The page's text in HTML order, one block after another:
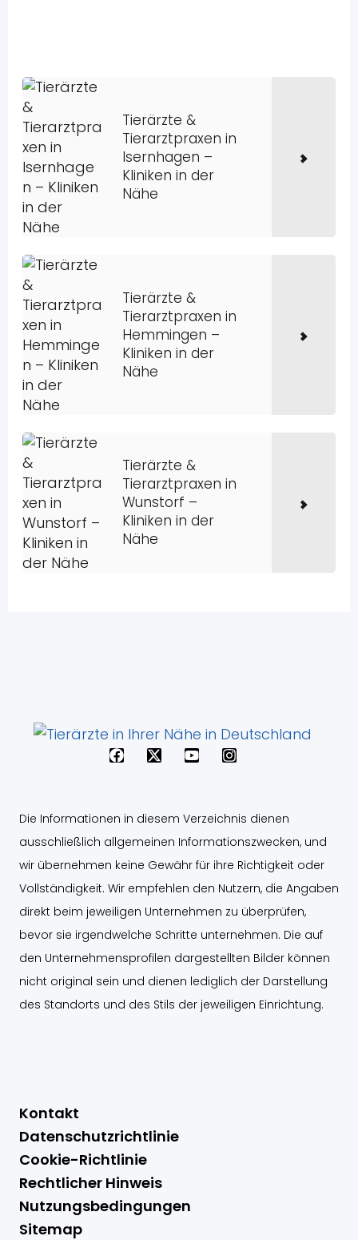
Tierärzte &
Tierarztpraxen in
Isernhagen –
Kliniken in der
Nähe
Tierärzte &
Tierarztpraxen in
Hemmingen –
Kliniken in der
Nähe
Tierärzte &
Tierarztpraxen in
Wunstorf –
Kliniken in der
Nähe
F
a
b
o
o
k
X
-
t
t
e
r
Y
o
b
e
I
n
g
r
a
m
Die Informationen in diesem Verzeichnis dienen
ausschließlich allgemeinen Informationszwecken, und
wir übernehmen keine Gewähr für ihre Richtigkeit oder
Vollständigkeit. Wir empfehlen den Nutzern, die Angaben
direkt beim jeweiligen Unternehmen zu überprüfen,
bevor sie irgendwelche Schritte unternehmen. Die auf
den Unternehmensprofilen dargestellten Bilder können
nicht original sein und dienen lediglich der Darstellung
des Standorts und des Stils der jeweiligen Einrichtung.
Kontakt
Datenschutzrichtlinie
Cookie-Richtlinie
Rechtlicher Hinweis
Nutzungsbedingungen
Sitemap